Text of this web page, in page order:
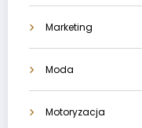
Marketing
Moda
Motoryzacja